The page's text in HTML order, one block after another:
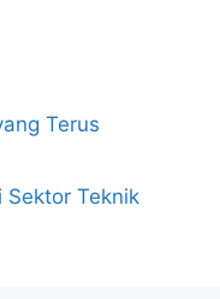
Terus
Sektor Teknik